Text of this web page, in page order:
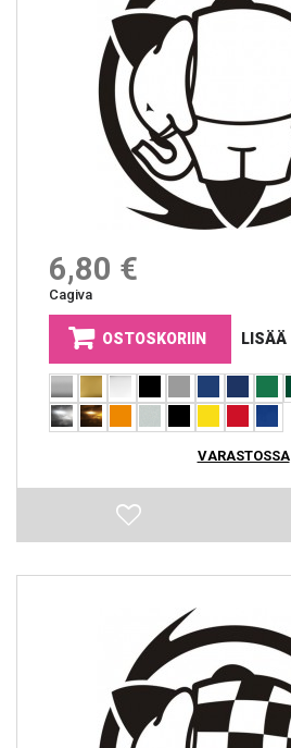
6,80 €
Cagiva
OSTOSKORIIN LISÄÄ
VARASTOSSA